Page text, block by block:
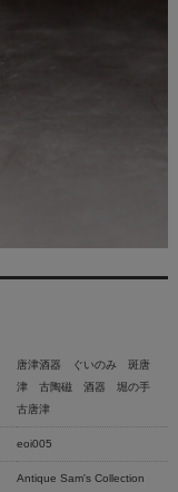
唐津酒器 ぐいのみ 斑唐
津 古陶磁 酒器 堀の手
古唐津
eoi005
Antique Sam's Collection